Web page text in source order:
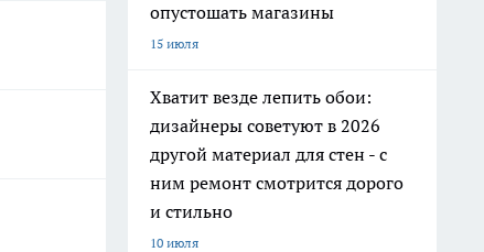
опустошать магазины
15 июля
Хватит везде лепить обои:
дизайнеры советуют в 2026
другой материал для стен - с
ним ремонт смотрится дорого
и стильно
10 июля